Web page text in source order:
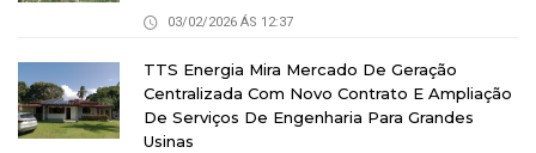
03/02/2026 ÁS 12:37
TTS Energia Mira Mercado De Geração
Centralizada Com Novo Contrato E Ampliação
De Serviços De Engenharia Para Grandes
Usinas